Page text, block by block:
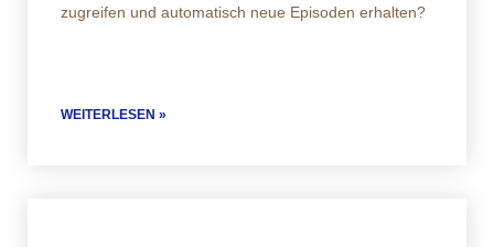
zugreifen und automatisch neue Episoden erhalten?
WEITERLESEN »